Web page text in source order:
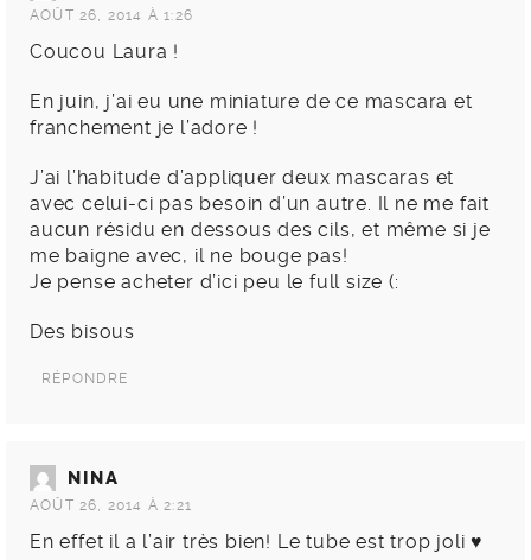
AOÛT 26, 2014 À 1:26
Coucou Laura !
En juin, j’ai eu une miniature de ce mascara et
franchement je l’adore !
J’ai l’habitude d’appliquer deux mascaras et
avec celui-ci pas besoin d’un autre. Il ne me fait
aucun résidu en dessous des cils, et même si je
me baigne avec, il ne bouge pas!
Je pense acheter d’ici peu le full size (:
Des bisous
RÉPONDRE
NINA
AOÛT 26, 2014 À 2:21
En effet il a l’air très bien! Le tube est trop joli ♥